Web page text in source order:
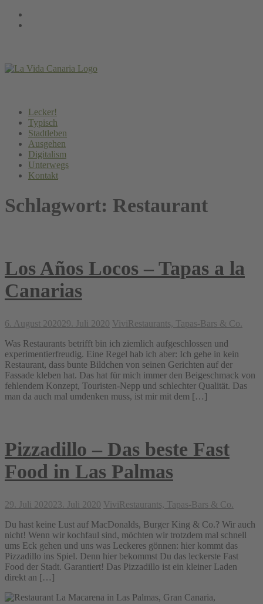
Springe
zum
Lecker!
Typisch
Stadtleben
Ausgehen
Digitalism
Unterwegs
Kontakt
Schlagwort: Restaurant
Los Años Locos – Tapas a la
Canarias
6. August 202029. Juli 2020 ViviRestaurants, Tapas-Bars & Co.
Was Restaurants betrifft bin ich ziemlich aufgeschlossen und
experimentierfreudig. Eine Regel hab ich aber: Ich gehe in kein
Restaurant, dass bunte Bildchen von seinen Gerichten auf der
Fassade kleben hat. Das hat für mich immer den Beigeschmack von
fehlendem Konzept, Touristen-Nepp und schlechter Qualität. Das
man da auch mal umdenken muss, ist mir mit dem […]
Pizzadillo – Das beste Fast
Food in Las Palmas
29. Juli 202023. Juli 2020 ViviRestaurants, Tapas-Bars & Co.
Du hast keine Lust auf MacDonalds, Burger King & Co.? Wir auch
nicht! Wenn wir kochfaul sind, möchten wir trotzdem mal schnell
ums Eck gehen und uns was Leckeres gönnen: hier kommt das
Pizzadillo ins Spiel. Denn hier bekommst Du das leckerste Fast
Food der Stadt. Garantiert! Das Pizzadillo ist ein kleiner Laden
direkt an […]